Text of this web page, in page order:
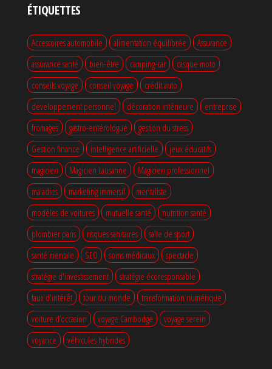
ÉTIQUETTES
Accessoires automobile alimentation équilibrée
Assurance
assurance santé
bien-être camping-car
casque moto
conseils voyage
conseil voyage
crédit auto
developpement personnel
décoration intérieure
entreprise
fromages
gastro-entérologue
gestion du stress
Gestion finance
intelligence artificielle
jeux éducatifs
magicien
Magicien Lausanne
Magicien professionnel
maladies
marketing immersif
mentaliste
modèles de voitures
mutuelle santé
nutrition santé
plombier paris
risques sanitaires
salle de sport
santé mentale
SEO soins médicaux
spectacle
stratégie d'investissement
stratégie écoresponsable
taux d'intérêt
tour du monde
transformation numérique
voiture d’occasion
voyage Cambodge
voyage serein
voyance
véhicules hybrides